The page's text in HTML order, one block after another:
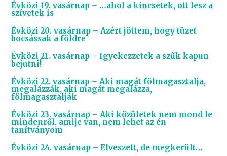
Évközi 19. vasárnap – …ahol a kincsetek, ott lesz a
szívetek is
Évközi 20. vasárnap – Azért jöttem, hogy tüzet
bocsássak a földre
Évközi 21. vasárnap – Igyekezzetek a szűk kapun
bejutni!
Évközi 22. vasárnap – Aki magát fölmagasztalja,
megalázzák, aki magát megalázza,
fölmagasztalják
Évközi 23. vasárnap – Aki közületek nem mond le
mindenről, amije van, nem lehet az én
tanítványom
Évközi 24. vasárnap – Elveszett, de megkerült…